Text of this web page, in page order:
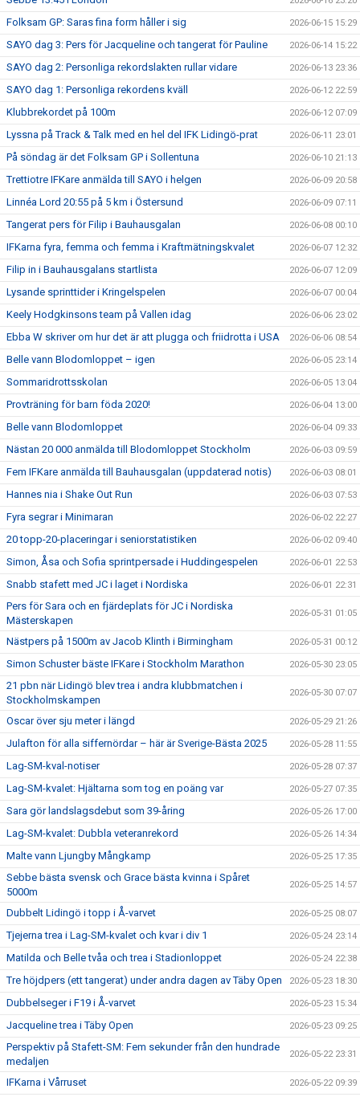
Folksam GP: Saras fina form håller i sig 2026-06-15 15:29
SAYO dag 3: Pers för Jacqueline och tangerat för Pauline 2026-06-14 15:22
SAYO dag 2: Personliga rekordslakten rullar vidare 2026-06-13 23:36
SAYO dag 1: Personliga rekordens kväll 2026-06-12 22:59
Klubbrekordet på 100m 2026-06-12 07:09
Lyssna på Track & Talk med en hel del IFK Lidingö-prat 2026-06-11 23:01
På söndag är det Folksam GP i Sollentuna 2026-06-10 21:13
Trettiotre IFKare anmälda till SAYO i helgen 2026-06-09 20:58
Linnéa Lord 20:55 på 5 km i Östersund 2026-06-09 07:11
Tangerat pers för Filip i Bauhausgalan 2026-06-08 00:10
IFKarna fyra, femma och femma i Kraftmätningskvalet 2026-06-07 12:32
Filip in i Bauhausgalans startlista 2026-06-07 12:09
Lysande sprinttider i Kringelspelen 2026-06-07 00:04
Keely Hodgkinsons team på Vallen idag 2026-06-06 23:02
Ebba W skriver om hur det är att plugga och friidrotta i USA 2026-06-06 08:54
Belle vann Blodomloppet – igen 2026-06-05 23:14
Sommaridrottsskolan 2026-06-05 13:04
Provträning för barn föda 2020! 2026-06-04 13:00
Belle vann Blodomloppet 2026-06-04 09:33
Nästan 20 000 anmälda till Blodomloppet Stockholm 2026-06-03 09:59
Fem IFKare anmälda till Bauhausgalan (uppdaterad notis) 2026-06-03 08:01
Hannes nia i Shake Out Run 2026-06-03 07:53
Fyra segrar i Minimaran 2026-06-02 22:27
20 topp-20-placeringar i seniorstatistiken 2026-06-02 09:40
Simon, Åsa och Sofia sprintpersade i Huddingespelen 2026-06-01 22:53
Snabb stafett med JC i laget i Nordiska 2026-06-01 22:31
Pers för Sara och en fjärdeplats för JC i Nordiska
Mästerskapen
2026-05-31 01:05
Nästpers på 1500m av Jacob Klinth i Birmingham 2026-05-31 00:12
Simon Schuster bäste IFKare i Stockholm Marathon 2026-05-30 23:05
21 pbn när Lidingö blev trea i andra klubbmatchen i
Stockholmskampen
2026-05-30 07:07
Oscar över sju meter i längd 2026-05-29 21:26
Julafton för alla siffernördar – här är Sverige-Bästa 2025 2026-05-28 11:55
Lag-SM-kval-notiser 2026-05-28 07:37
Lag-SM-kvalet: Hjältarna som tog en poäng var 2026-05-27 07:35
Sara gör landslagsdebut som 39-åring 2026-05-26 17:00
Lag-SM-kvalet: Dubbla veteranrekord 2026-05-26 14:34
Malte vann Ljungby Mångkamp 2026-05-25 17:35
Sebbe bästa svensk och Grace bästa kvinna i Spåret
5000m
2026-05-25 14:57
Dubbelt Lidingö i topp i Å-varvet 2026-05-25 08:07
Tjejerna trea i Lag-SM-kvalet och kvar i div 1 2026-05-24 23:14
Matilda och Belle tvåa och trea i Stadionloppet 2026-05-24 22:38
Tre höjdpers (ett tangerat) under andra dagen av Täby Open 2026-05-23 18:30
Dubbelseger i F19 i Å-varvet 2026-05-23 15:34
Jacqueline trea i Täby Open 2026-05-23 09:25
Perspektiv på Stafett-SM: Fem sekunder från den hundrade
medaljen
2026-05-22 23:31
IFKarna i Vårruset 2026-05-22 09:39